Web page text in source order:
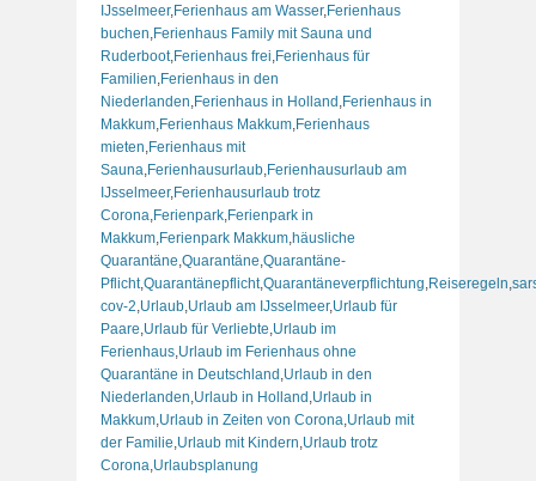
IJsselmeer, Ferienhaus am Wasser, Ferienhaus
buchen Ferienhaus Family mit Sauna und
Ruderboot, Ferienhaus frei Ferienhaus für
Familien Ferienhaus in den
Niederlanden Ferienhaus in Holland Ferienhaus in
Makkum Ferienhaus Makkum Ferienhaus
mieten Ferienhaus mit
Sauna Ferienhausurlaub Ferienhausurlaub am
IJsselmeer, Ferienhausurlaub trotz
Corona Ferienpark Ferienpark in
Makkum Ferienpark Makkum häusliche
Quarantäne Quarantäne Quarantäne-
Pflicht,Quarantänepflicht,Quarantäneverpflichtung Reiseregeln
cov-2 Urlaub Urlaub am IJsselmeer, Urlaub für
Paare Urlaub für Verliebte Urlaub im
Ferienhaus Urlaub im Ferienhaus ohne
Quarantäne in Deutschland Urlaub in den
Niederlanden Urlaub in Holland Urlaub in
Makkum Urlaub in Zeiten von Corona Urlaub mit
der Familie Urlaub mit Kindern Urlaub trotz
Corona Urlaubsplanung